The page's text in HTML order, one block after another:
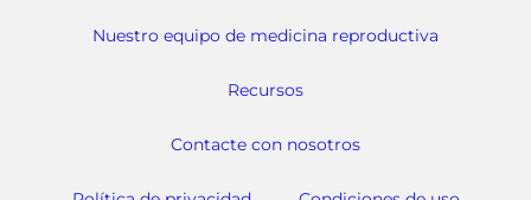
Nuestro equipo de medicina reproductiva
Recursos
Contacte con nosotros